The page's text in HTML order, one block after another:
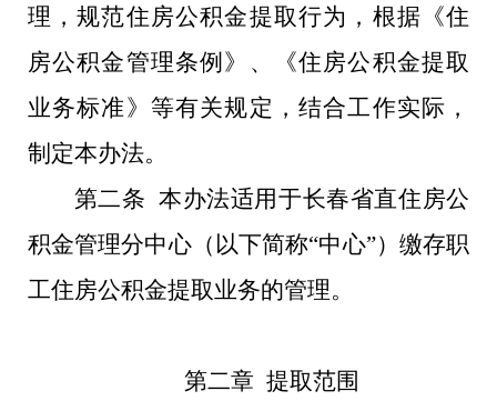
理，规范住房公积金提取行为，根据《住
房公积金管理条例》、《住房公积金提取
业务标准》等有关规定，结合工作实际，
制定本办法。
第二条 本办法适用于长春省直住房公
积金管理分中心（以下简称“中心”）缴存职
工住房公积金提取业务的管理。
第二章 提取范围